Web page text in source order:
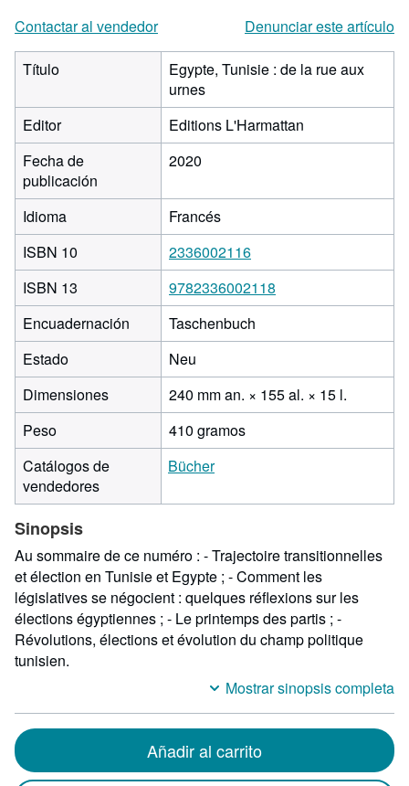
Contactar al vendedor
Denunciar este artículo
Título
Egypte, Tunisie : de la rue aux
urnes
Editor
Editions L'Harmattan
Fecha de
publicación
2020
Idioma
Francés
ISBN 10
2336002116
ISBN 13
9782336002118
Encuadernación
Taschenbuch
Estado
Neu
Dimensiones
240 mm an. × 155 al. × 15 l.
de
por
15
largo
Peso
410 gramos
Catálogos de
vendedores
Bücher
Sinopsis
Au sommaire de ce numéro : - Trajectoire transitionnelles
et élection en Tunisie et Egypte ; - Comment les
législatives se négocient : quelques réflexions sur les
élections égyptiennes ; - Le printemps des partis ; -
Révolutions, élections et évolution du champ politique
tunisien.
Mostrar sinopsis completa
Añadir al carrito